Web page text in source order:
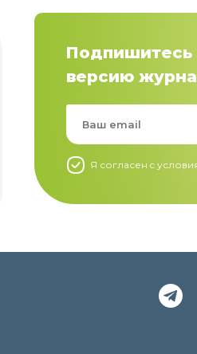
Подпишитесь
версию
Я согласен c